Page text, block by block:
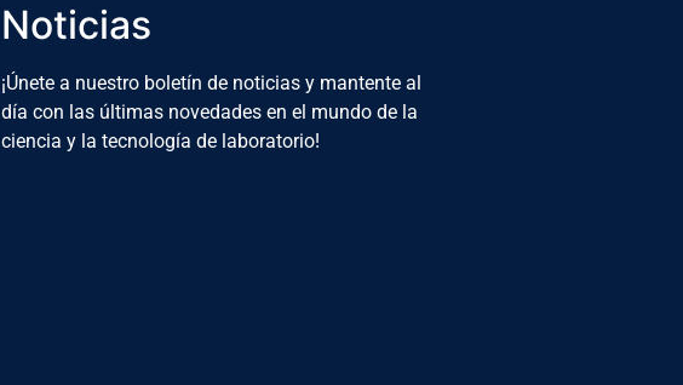
Noticias
¡Únete a nuestro boletín de noticias y mantente al
día con las últimas novedades en el mundo de la
ciencia y la tecnología de laboratorio!